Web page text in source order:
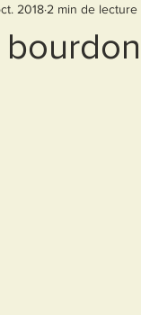
2018 2 min de lecture